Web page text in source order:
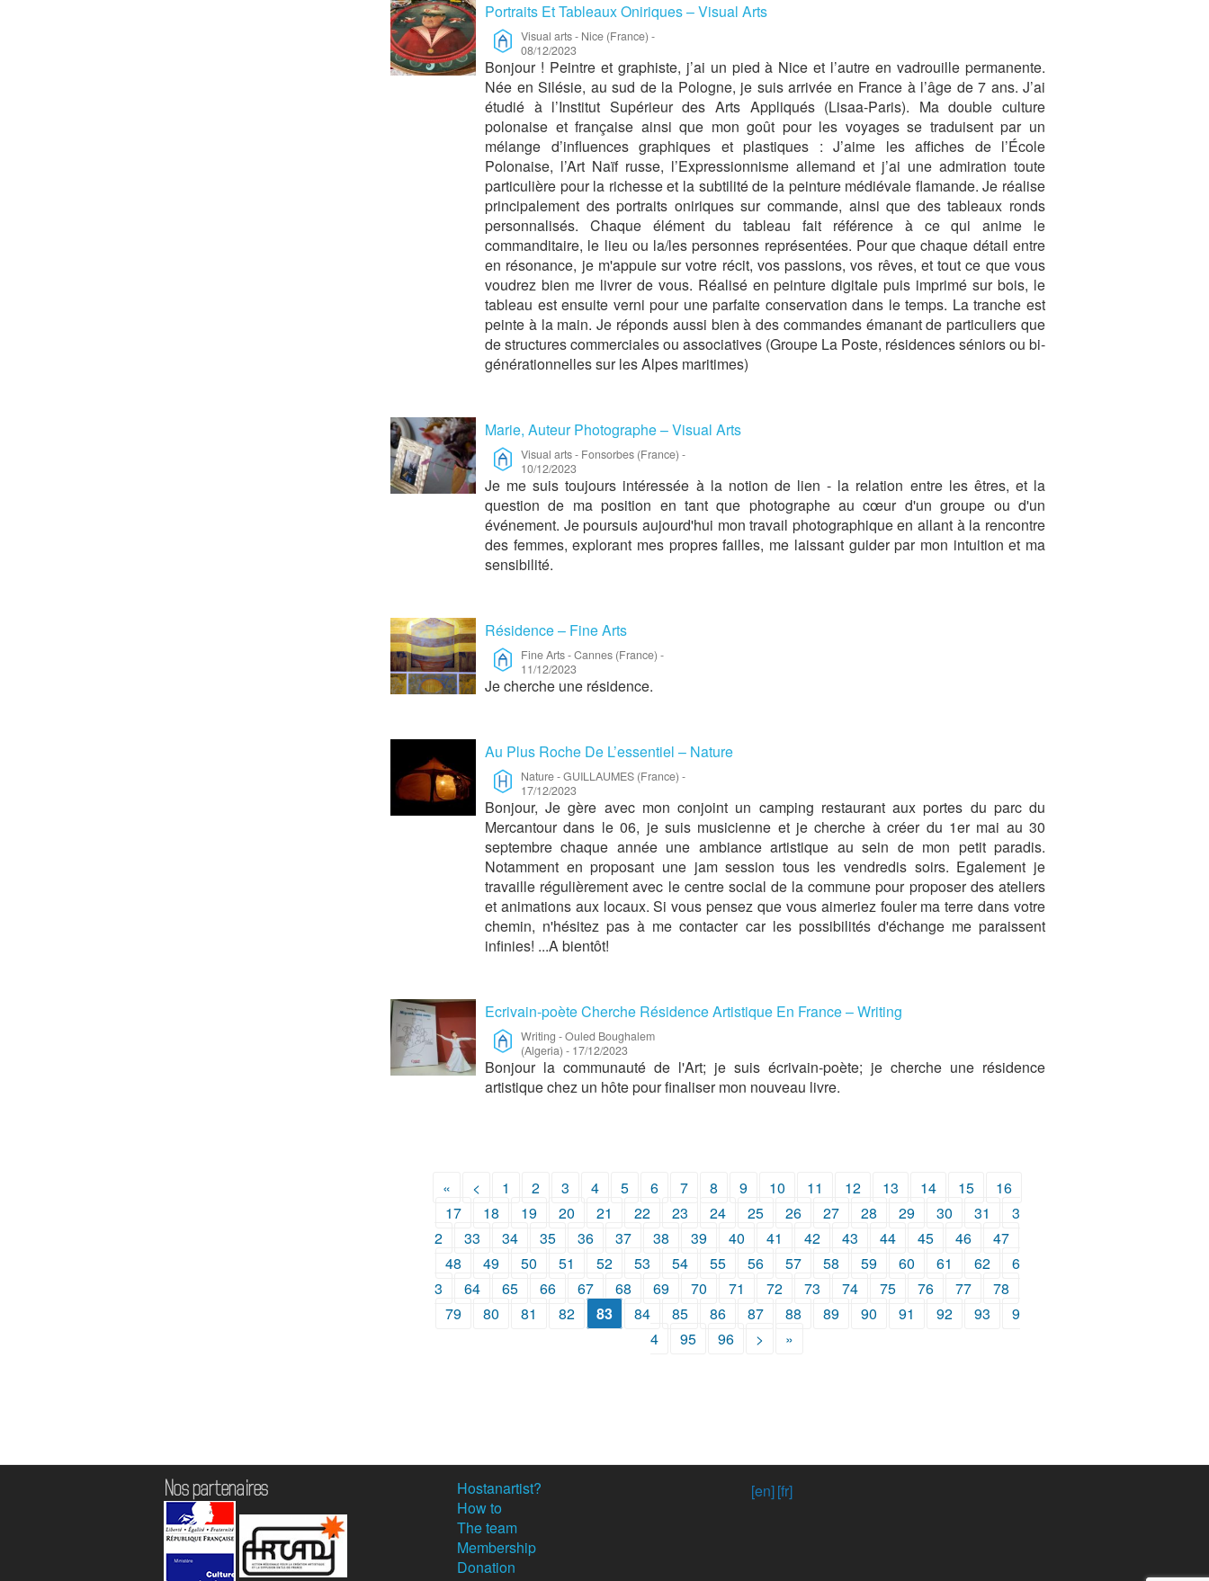
Portraits Et Tableaux Oniriques – Visual Arts
Visual arts- Nice (France) -
08/12/2023
Bonjour ! Peintre et graphiste, j’ai un pied à Nice et l’autre en vadrouille permanente.
Née en Silésie, au sud de la Pologne, je suis arrivée en France à l’âge de 7 ans. J’ai
étudié à l’Institut Supérieur des Arts Appliqués (Lisaa-Paris). Ma double culture
polonaise et française ainsi que mon goût pour les voyages se traduisent par un
mélange d’influences graphiques et plastiques : J’aime les affiches de l’École
Polonaise, l’Art Naïf russe, l’Expressionnisme allemand et j’ai une admiration toute
particulière pour la richesse et la subtilité de la peinture médiévale flamande. Je réalise
principalement des portraits oniriques sur commande, ainsi que des tableaux ronds
personnalisés. Chaque élément du tableau fait référence à ce qui anime le
commanditaire, le lieu ou la/les personnes représentées. Pour que chaque détail entre
en résonance, je m'appuie sur votre récit, vos passions, vos rêves, et tout ce que vous
voudrez bien me livrer de vous. Réalisé en peinture digitale puis imprimé sur bois, le
tableau est ensuite verni pour une parfaite conservation dans le temps. La tranche est
peinte à la main. Je réponds aussi bien à des commandes émanant de particuliers que
de structures commerciales ou associatives (Groupe La Poste, résidences séniors ou bi-
générationnelles sur les Alpes maritimes)
Marie, Auteur Photographe – Visual Arts
Visual arts- Fonsorbes (France) -
10/12/2023
Je me suis toujours intéressée à la notion de lien - la relation entre les êtres, et la
question de ma position en tant que photographe au cœur d'un groupe ou d'un
événement. Je poursuis aujourd'hui mon travail photographique en allant à la rencontre
des femmes, explorant mes propres failles, me laissant guider par mon intuition et ma
sensibilité.
Résidence – Fine Arts
Fine Arts-Cannes (France) -
11/12/2023
Je cherche une résidence.
Au Plus Roche De L’essentiel – Nature
Nature-GUILLAUMES (France) -
17/12/2023
Bonjour, Je gère avec mon conjoint un camping restaurant aux portes du parc du
Mercantour dans le 06, je suis musicienne et je cherche à créer du 1er mai au 30
septembre chaque année une ambiance artistique au sein de mon petit paradis.
Notamment en proposant une jam session tous les vendredis soirs. Egalement je
travaille régulièrement avec le centre social de la commune pour proposer des ateliers
et animations aux locaux. Si vous pensez que vous aimeriez fouler ma terre dans votre
chemin, n'hésitez pas à me contacter car les possibilités d'échange me paraissent
infinies! ...A bientôt!
Ecrivain-poète Cherche Résidence Artistique En France – Writing
Writing -Ouled Boughalem
(Algeria) - 17/12/2023
Bonjour la communauté de l'Art; je suis écrivain-poète; je cherche une résidence
artistique chez un hôte pour finaliser mon nouveau livre.
« < 1 2 3 4 5 6 7 8 9 10 11 12 13 14 15
16
17
18 19 20 21 22 23 24 25 26 27 28 29 30 31
3
2
33 34 35 36 37 38 39 40 41 42 43 44 45 46
47
48
49 50 51 52 53 54 55 56 57 58 59 60 61 62
6
3
64 65 66 67 68 69 70 71 72 73 74 75 76 77
78
79
80 81 82 83 84 85 86 87 88 89 90 91 92 93
9
4
95 96 > »
Nos partenaires
Hostanartist?
How to
The team
Membership
Donation
[en][fr]